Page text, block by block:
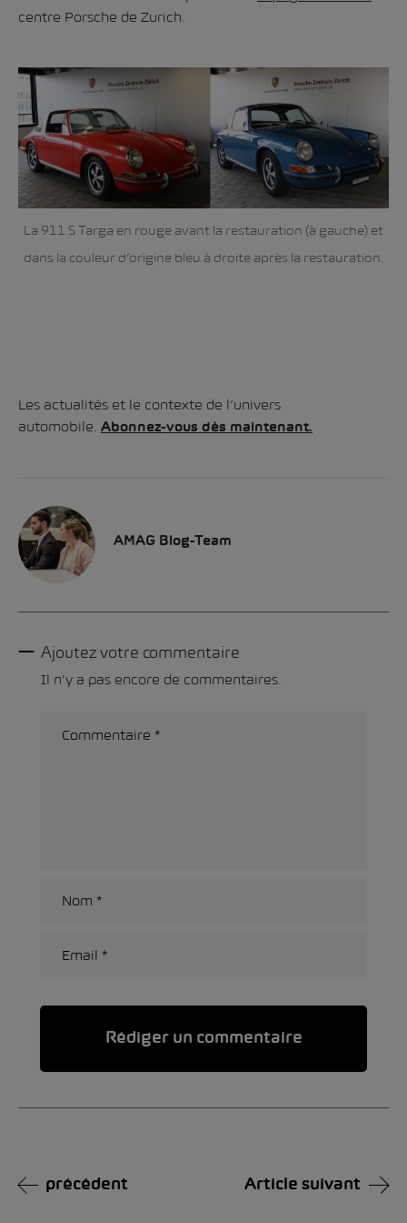
centre Porsche de Zurich.
La 911 S Targa en rouge avant la restauration (à gauche) et
dans la couleur d’origine bleu à droite après la restauration.
Les actualités et le contexte de l’univers
automobile.
Abonnez-vous dès maintenant.
AMAG Blog-Team
Ajoutez votre commentaire
Il n'y a pas encore de commentaires.
précédent Article suivant